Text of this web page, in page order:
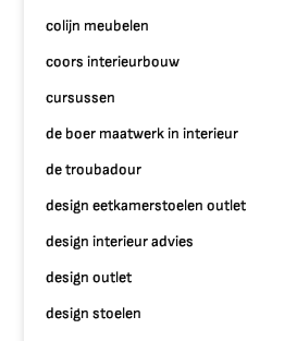
colijn meubelen
coors interieurbouw
cursussen
de boer maatwerk in interieur
de troubadour
design eetkamerstoelen outlet
design interieur advies
design outlet
design stoelen